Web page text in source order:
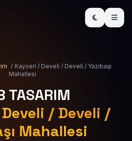
/ Kayseri / Develi / Develi / Yazıbaşı
Mahallesi
TASARIM
/ Develi /
Mahallesi